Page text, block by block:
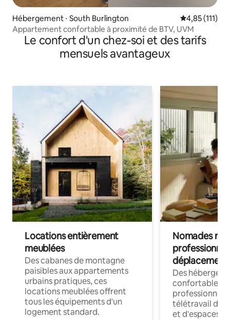
Hébergement ⋅ South Burlington Évaluation
4,85 (111)
Appartement confortable à proximité de BTV, UVM
Le confort d'un chez-soi et des tarifs
mensuels avantageux
Locations entièrement
meublées
Des cabanes de montagne
paisibles aux appartements
urbains pratiques, ces
locations meublées offrent
tous les équipements d'un
logement standard.
Nomades
déplacement
Des
confortables
professionnels
télétravail
et d'espaces